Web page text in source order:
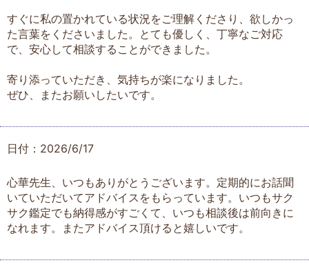
すぐに私の置かれている状況をご理解くださり、欲しかっ
た言葉をくださいました。とても優しく、丁寧なご対応
で、安心して相談することができました。
寄り添っていただき、気持ちが楽になりました。
ぜひ、またお願いしたいです。
日付：2026/6/17
心華先生、いつもありがとうございます。定期的にお話聞
いていただいてアドバイスをもらっています。いつもサク
サク鑑定でも納得感がすごくて、いつも相談後は前向きに
なれます。またアドバイス頂けると嬉しいです。